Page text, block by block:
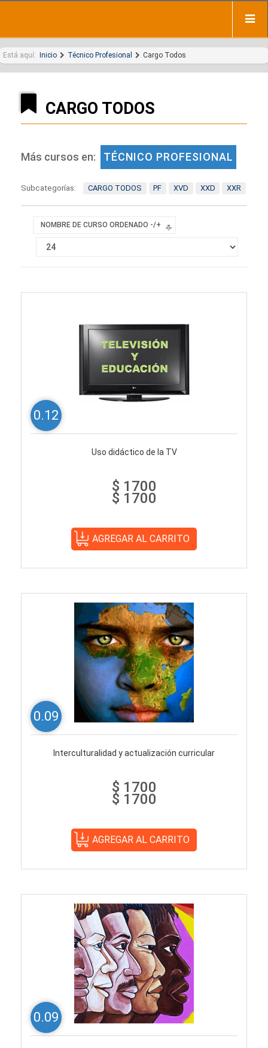
Está aquí: Inicio Técnico Profesional Cargo Todos
CARGO TODOS
Más cursos en: TÉCNICO PROFESIONAL
Subcategorías: CARGO TODOS PF XVD XXD XXR
NOMBRE DE CURSO ORDENADO -/+
0.12
Uso didáctico de la TV
$ 1700
$ 1700
0.09
Interculturalidad y actualización curricular
$ 1700
$ 1700
0.09